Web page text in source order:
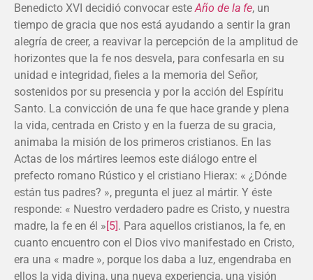
Benedicto XVI decidió convocar esteAño de la fe, un
tiempo de gracia que nos está ayudando a sentir la gran
alegría de creer, a reavivar la percepción de la amplitud de
horizontes que la fe nos desvela, para confesarla en su
unidad e integridad, fieles a la memoria del Señor,
sostenidos por su presencia y por la acción del Espíritu
Santo. La convicción de una fe que hace grande y plena
la vida, centrada en Cristo y en la fuerza de su gracia,
animaba la misión de los primeros cristianos. En las
Actas de los mártires leemos este diálogo entre el
prefecto romano Rústico y el cristiano Hierax: « ¿Dónde
están tus padres? », pregunta el juez al mártir. Y éste
responde: « Nuestro verdadero padre es Cristo, y nuestra
madre, la fe en él »[5]. Para aquellos cristianos, la fe, en
cuanto encuentro con el Dios vivo manifestado en Cristo,
era una « madre », porque los daba a luz, engendraba en
ellos la vida divina, una nueva experiencia, una visión